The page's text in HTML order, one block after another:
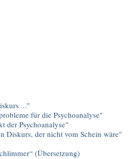
..."
für die Psychoanalyse"
der Psychoanalyse"
Diskurs, der nicht vom Schein wäre"
(Übersetzung)